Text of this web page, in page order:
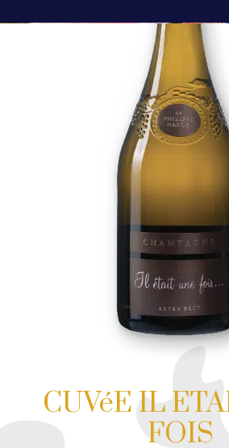
CUVéE IL
FOIS